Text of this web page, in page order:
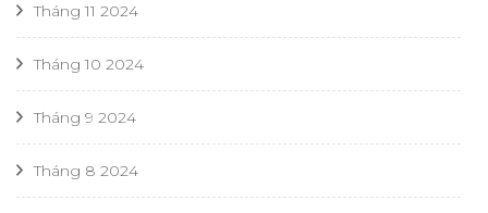
Tháng 11 2024
Tháng 10 2024
Tháng 9 2024
Tháng 8 2024